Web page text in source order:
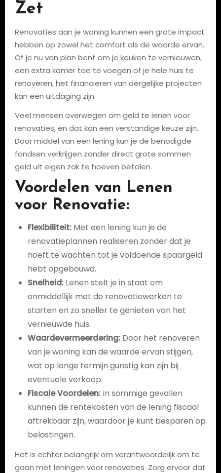
Zet
Renovaties aan je woning kunnen een grote impact
hebben op zowel het comfort als de waarde ervan.
Of je nu van plan bent om je keuken te vernieuwen,
een extra kamer toe te voegen of je hele huis te
renoveren, het financieren van dergelijke projecten
kan een uitdaging zijn.
Veel mensen overwegen om geld te lenen voor
renovaties, en dat kan een verstandige keuze zijn.
Door middel van een lening kun je de benodigde
fondsen verkrijgen zonder direct grote sommen
geld uit eigen zak te hoeven betalen.
Voordelen van Lenen
voor Renovatie:
Flexibiliteit:Met een lening kun je de
renovatieplannen realiseren zonder dat je
hoeft te wachten tot je voldoende spaargeld
hebt opgebouwd.
Snelheid:Lenen stelt je in staat om
onmiddellijk met de renovatiewerken te
starten en zo sneller te genieten van het
vernieuwde huis.
Waardevermeerdering:Door het renoveren
van je woning kan de waarde ervan stijgen,
wat op lange termijn gunstig kan zijn bij
eventuele verkoop.
Fiscale Voordelen:In sommige gevallen
kunnen de rentekosten van de lening fiscaal
aftrekbaar zijn, waardoor je kunt besparen op
belastingen.
Het is echter belangrijk om verantwoordelijk om te
gaan met leningen voor renovaties. Zorg ervoor dat